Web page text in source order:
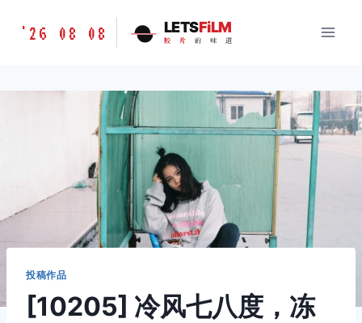
胶
味
'26 08 08 LETSFiLM
胶 片 的 味 道
投稿作品
[10205] 冷风七八度，冻